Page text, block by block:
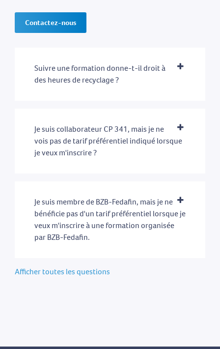
Contactez-nous
Suivre une formation donne-t-il droit à
des heures de recyclage ?
Je suis collaborateur CP 341, mais je ne
vois pas de tarif préférentiel indiqué lorsque
je veux m'inscrire ?
Je suis membre de BZB-Fedafin, mais je ne
bénéficie pas d'un tarif préférentiel lorsque je
veux m'inscrire à une formation organisée
par BZB-Fedafin.
Afficher toutes les questions